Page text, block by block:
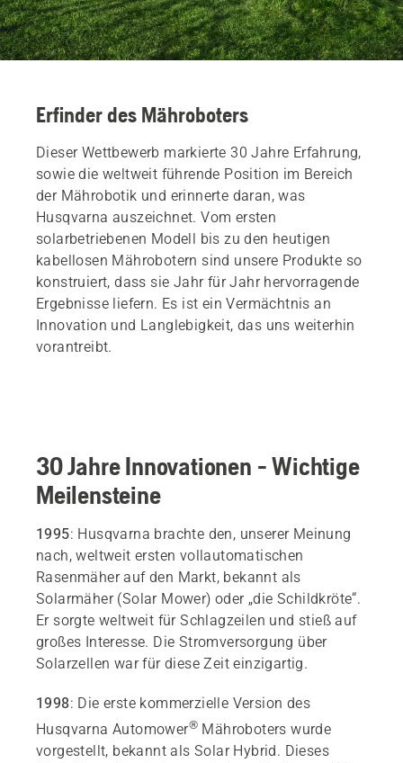
Erfinder des Mähroboters
Dieser Wettbewerb markierte 30 Jahre Erfahrung,
sowie die weltweit führende Position im Bereich
der Mährobotik und erinnerte daran, was
Husqvarna auszeichnet. Vom ersten
solarbetriebenen Modell bis zu den heutigen
kabellosen Mährobotern sind unsere Produkte so
konstruiert, dass sie Jahr für Jahr hervorragende
Ergebnisse liefern. Es ist ein Vermächtnis an
Innovation und Langlebigkeit, das uns weiterhin
vorantreibt.
30 Jahre Innovationen - Wichtige
Meilensteine
1995: Husqvarna brachte den, unserer Meinung
nach, weltweit ersten vollautomatischen
Rasenmäher auf den Markt, bekannt als
Solarmäher (Solar Mower) oder „die Schildkröte“.
Er sorgte weltweit für Schlagzeilen und stieß auf
großes Interesse. Die Stromversorgung über
Solarzellen war für diese Zeit einzigartig.
1998: Die erste kommerzielle Version des
Husqvarna Automower® Mähroboters wurde
vorgestellt, bekannt als Solar Hybrid. Dieses